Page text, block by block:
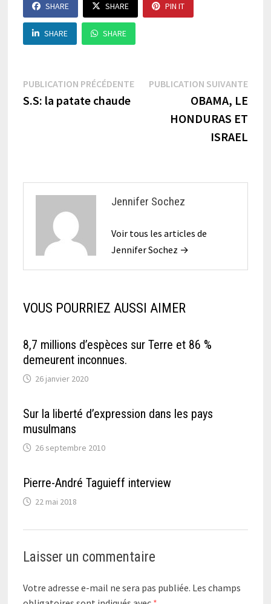
SHARE SHARE PIN IT
SHARE SHARE
Navigation
de
PUBLICATION PRÉCÉDENTEPublication
S.S: la patate chaude
PUBLICATION SUIVANTE
OBAMA, LE
HONDURAS ET
ISRAEL
Jennifer Sochez
Voir tous les articles de
Jennifer Sochez →
VOUS POURRIEZ AUSSI AIMER
8,7 millions d’espèces sur Terre et 86 %
demeurent inconnues.
26 janvier 2020
Sur la liberté d’expression dans les pays
musulmans
26 septembre 2010
Pierre-André Taguieff interview
22 mai 2018
Laisser un commentaire
Votre adresse e-mail ne sera pas publiée. Les champs